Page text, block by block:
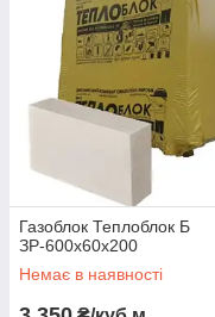
Газоблок Теплоблок Б
ЗР-600х60х200
Немає в наявності